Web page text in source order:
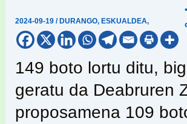
2024-09-19/ DURANGO, ESKUALDEA,
•
149 boto lortu ditu,
geratu da Deabruren
proposamena 109